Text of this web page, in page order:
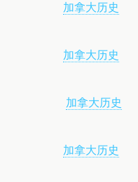
加拿大历史
加拿大历史
加拿大历史
加拿大历史